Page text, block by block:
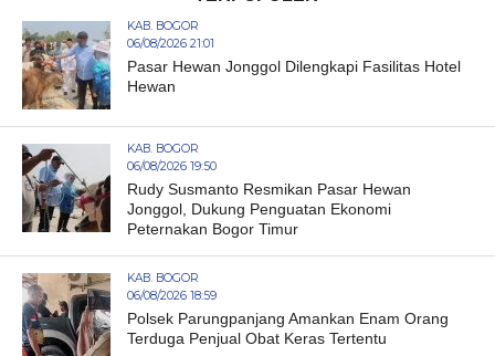
KAB. BOGOR
06/08/2026 21:01
Pasar Hewan Jonggol Dilengkapi Fasilitas Hotel
Hewan
KAB. BOGOR
06/08/2026 19:50
Rudy Susmanto Resmikan Pasar Hewan
Jonggol, Dukung Penguatan Ekonomi
Peternakan Bogor Timur
KAB. BOGOR
06/08/2026 18:59
Polsek Parungpanjang Amankan Enam Orang
Terduga Penjual Obat Keras Tertentu